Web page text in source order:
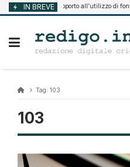
Vai
al
IN BREVE
7, 2026 Supporto all’utilizzo di fonti
Tag: 103
103